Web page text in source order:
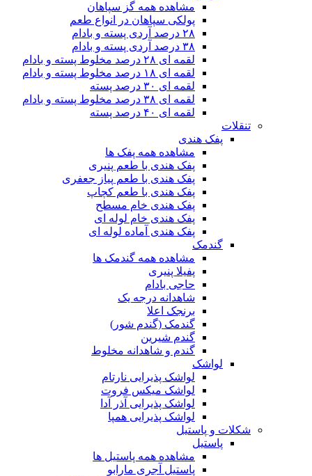
مشاهده همه گز سپاهان
پولکی سپاهان در انواع طعم
۲۸ درصد آردی پسته و بادام
۳۸ درصد آردی پسته و بادام
لقمه ای ۲۸ درصد مخلوط پسته و بادام
لقمه ای ۱۸ درصد مخلوط پسته و بادام
لقمه ای ۳۰ درصد پسته
لقمه ای ۳۸ درصد مخلوط پسته و بادام
لقمه ای ۴۰ درصد پسته
تنقلات
پفک هندی
مشاهده همه پفک ها
پفک هندی با طعم پنیری
پفک هندی با طعم پیاز جعفری
پفک هندی با طعم کچاپ
پفک هندی خام مسطح
پفک هندی خام لوله ای
پفک هندی آماده لوله ای
گندمک
مشاهده همه گندمک ها
پفیلا پنیری
حاجی بادام
شاهدانه درجه یک
برنجک اعلا
گندمک (گندم شور)
گندم شیرین
گندم و شاهدانه مخلوط
لواشک
لواشک پذیرایی نارتام
لواشک میکس فروت
لواشک پذیرایی آذر آدا
لواشک پذیرایی همپا
شکلات و پاستیل
پاستیل
مشاهده همه پاستیل ها
پاستیل آجری مارابو